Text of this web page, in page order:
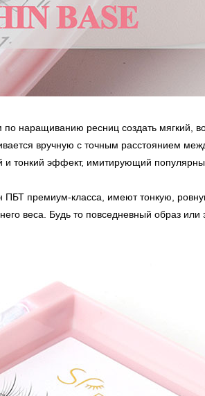
наращиванию ресниц создать мягкий,
вручную с точным расстоянием
и тонкий эффект, имитирующий
ПБТ премиум-класса, имеют тонкую,
веса. Будь то повседневный образ